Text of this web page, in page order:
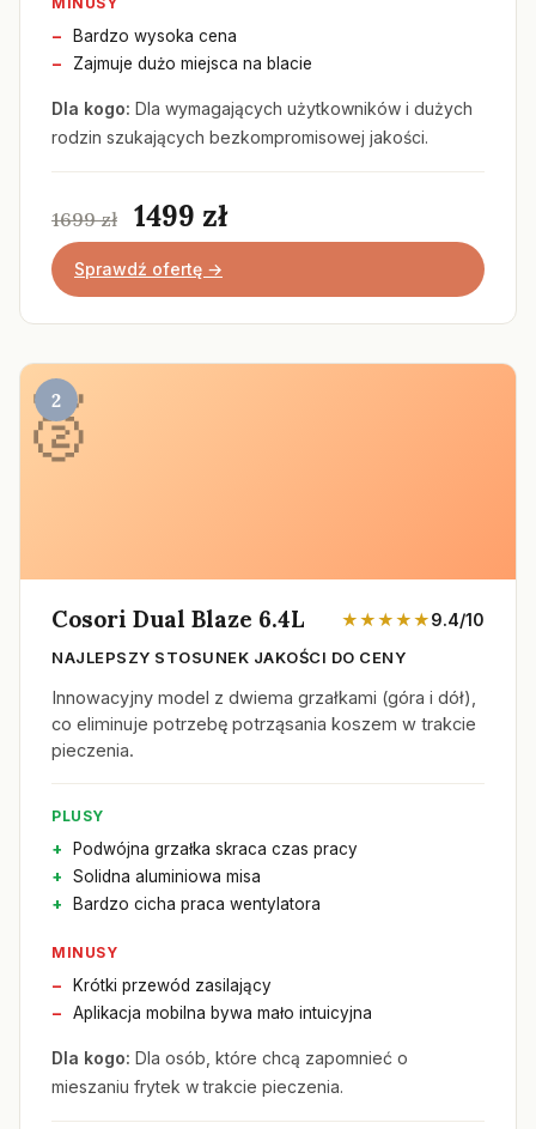
Bardzo wysoka cena
Zajmuje dużo miejsca na blacie
Dla kogo: Dla wymagających użytkowników i dużych
rodzin szukających bezkompromisowej jakości.
1699 zł 1499 zł
Sprawdź ofertę →
2
Cosori Dual Blaze 6.4L ★★★★★9.4/10
NAJLEPSZY STOSUNEK JAKOŚCI DO CENY
Innowacyjny model z dwiema grzałkami (góra i dół),
co eliminuje potrzebę potrząsania koszem w trakcie
pieczenia.
PLUSY
Podwójna grzałka skraca czas pracy
Solidna aluminiowa misa
Bardzo cicha praca wentylatora
MINUSY
Krótki przewód zasilający
Aplikacja mobilna bywa mało intuicyjna
Dla kogo: Dla osób, które chcą zapomnieć o
mieszaniu frytek w trakcie pieczenia.